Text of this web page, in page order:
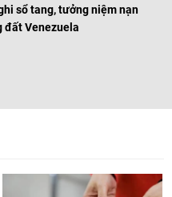
sổ tang, tưởng niệm nạn
đất Venezuela
em Đông Á cùng kiến tạo